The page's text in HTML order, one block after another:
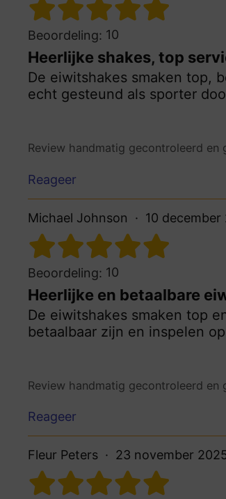
Beoordeling: 10
Heerlijke shakes, top
De eiwitshakes smaken top,
echt gesteund als sporter
Review handmatig gecontroleerd en
Reageer
Michael Johnson 10 december
Beoordeling: 10
Heerlijke en betaalbare
De eiwitshakes smaken top
betaalbaar zijn en inspelen
Review handmatig gecontroleerd en
Reageer
Fleur Peters 23 november